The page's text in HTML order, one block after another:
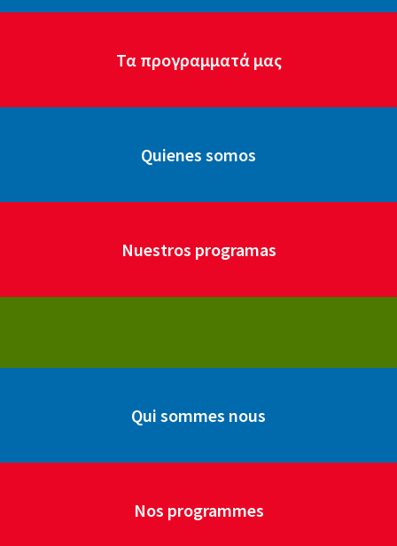
Τα προγραμματά μας
Quienes somos
Nuestros programas
Qui sommes nous
Nos programmes